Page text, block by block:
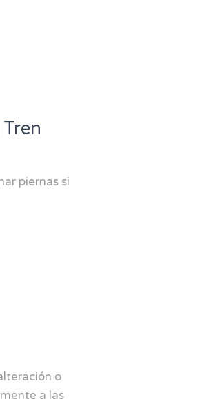
piernas si
o
a las